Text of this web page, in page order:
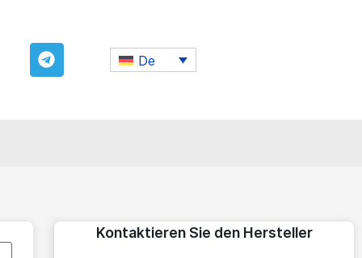
De
Kontaktieren Sie den Hersteller